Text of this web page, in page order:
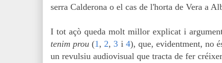
serra Calderona o el cas de l'horta de Vera a
I tot açò queda molt millor explicat i
tenim prou (1,2,3 i 4), que, evidentment, no
un revulsiu audiovisual que tracta de fer